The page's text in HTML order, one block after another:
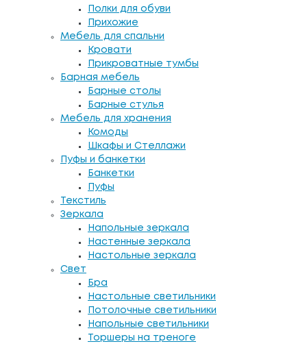
Полки для обуви
Прихожие
Мебель для спальни
Кровати
Прикроватные тумбы
Барная мебель
Барные столы
Барные стулья
Мебель для хранения
Комоды
Шкафы и Стеллажи
Пуфы и банкетки
Банкетки
Пуфы
Текстиль
Зеркала
Напольные зеркала
Настенные зеркала
Настольные зеркала
Свет
Бра
Настольные светильники
Потолочные светильники
Напольные светильники
Торшеры на треноге